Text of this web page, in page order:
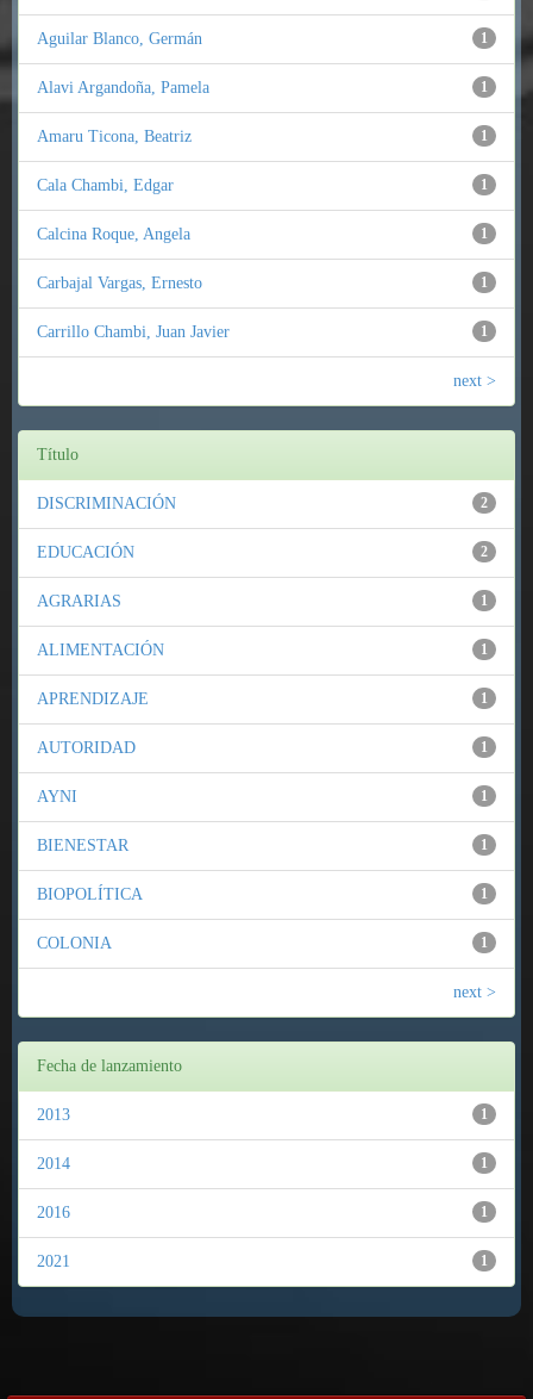
1
Aguilar Blanco, Germán
1
Alavi Argandoña, Pamela
1
Amaru Ticona, Beatriz
1
Cala Chambi, Edgar
1
Calcina Roque, Angela
1
Carbajal Vargas, Ernesto
1
Carrillo Chambi, Juan Javier
next >
Título
2
DISCRIMINACIÓN
2
EDUCACIÓN
1
AGRARIAS
1
ALIMENTACIÓN
1
APRENDIZAJE
1
AUTORIDAD
1
AYNI
1
BIENESTAR
1
BIOPOLÍTICA
1
COLONIA
next >
Fecha de lanzamiento
1
2013
1
2014
1
2016
1
2021